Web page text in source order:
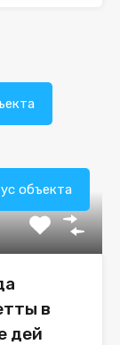
объекта
в
дей